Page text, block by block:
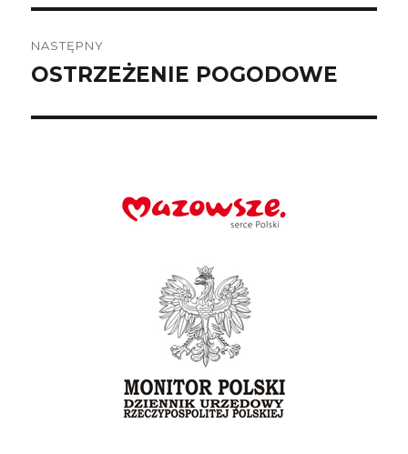
NASTĘPNY
Następny
OSTRZEŻENIE POGODOWE